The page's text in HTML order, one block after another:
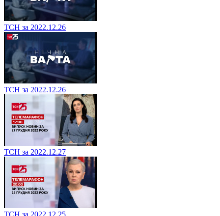
ТСН за 2022.12.26
ТСН за 2022.12.26
ТСН за 2022.12.27
ТСН за 2022.12.25